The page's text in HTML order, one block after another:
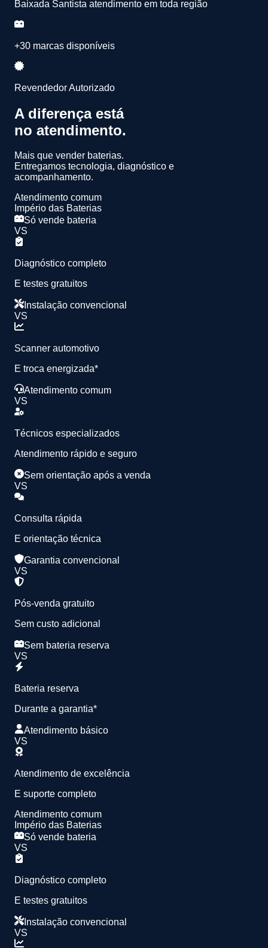
Baixada Santista atendimento em toda região
+30 marcas disponíveis
Revendedor Autorizado
A diferença está
no atendimento.
Mais que vender baterias.
Entregamos tecnologia, diagnóstico e
acompanhamento.
Atendimento comum
Império das Baterias
Só vende bateria
VS
Diagnóstico completo
E testes gratuitos
Instalação convencional
VS
Scanner automotivo
E troca energizada*
Atendimento comum
VS
Técnicos especializados
Atendimento rápido e seguro
Sem orientação após a venda
VS
Consulta rápida
E orientação técnica
Garantia convencional
VS
Pós-venda gratuito
Sem custo adicional
Sem bateria reserva
VS
Bateria reserva
Durante a garantia*
Atendimento básico
VS
Atendimento de excelência
E suporte completo
Atendimento comum
Império das Baterias
Só vende bateria
VS
Diagnóstico completo
E testes gratuitos
Instalação convencional
VS